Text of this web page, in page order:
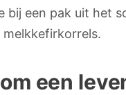
een pak uit het
een